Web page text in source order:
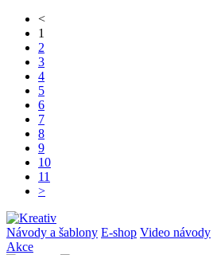
<
1
2
3
4
5
6
7
8
9
10
11
>
Návody a šablony E-shop Video návody
Akce